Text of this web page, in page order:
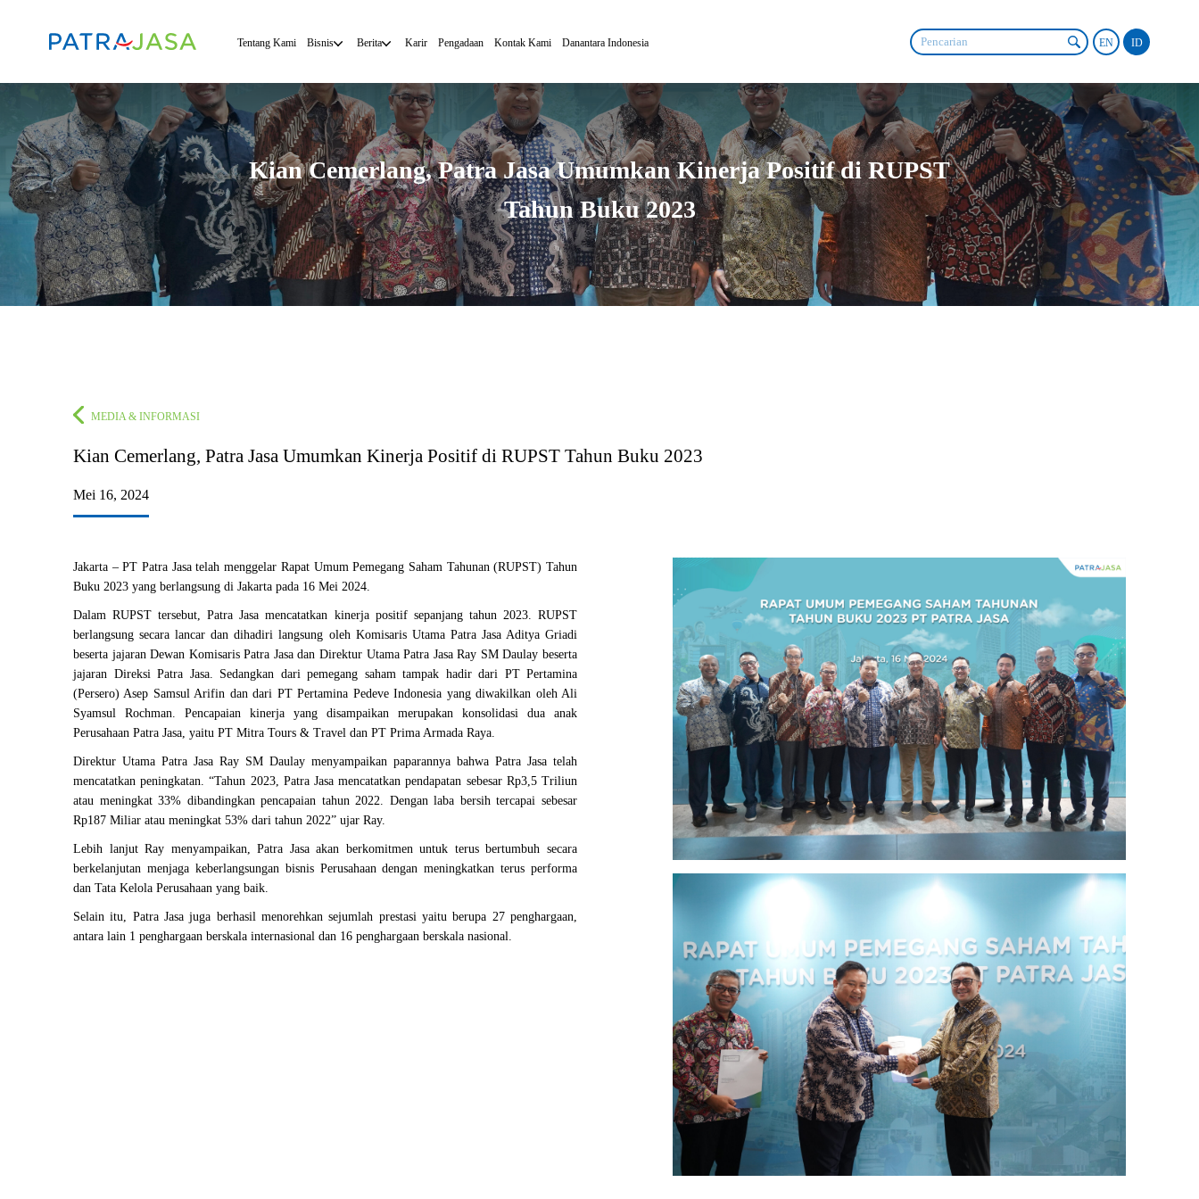
Tentang Kami Bisnis Berita Karir Pengadaan Kontak Kami Danantara Indonesia EN ID
Kian Cemerlang, Patra Jasa Umumkan Kinerja Positif di RUPST
Tahun Buku 2023
MEDIA & INFORMASI
Kian Cemerlang, Patra Jasa Umumkan Kinerja Positif di RUPST Tahun Buku 2023
Mei 16, 2024
Jakarta – PT Patra Jasa telah menggelar Rapat Umum Pemegang Saham Tahunan (RUPST) Tahun
Buku 2023 yang berlangsung di Jakarta pada 16 Mei 2024.
Dalam RUPST tersebut, Patra Jasa mencatatkan kinerja positif sepanjang tahun 2023. RUPST
berlangsung secara lancar dan dihadiri langsung oleh Komisaris Utama Patra Jasa Aditya Griadi
beserta jajaran Dewan Komisaris Patra Jasa dan Direktur Utama Patra Jasa Ray SM Daulay beserta
jajaran Direksi Patra Jasa. Sedangkan dari pemegang saham tampak hadir dari PT Pertamina
(Persero) Asep Samsul Arifin dan dari PT Pertamina Pedeve Indonesia yang diwakilkan oleh Ali
Syamsul Rochman. Pencapaian kinerja yang disampaikan merupakan konsolidasi dua anak
Perusahaan Patra Jasa, yaitu PT Mitra Tours & Travel dan PT Prima Armada Raya.
Direktur Utama Patra Jasa Ray SM Daulay menyampaikan paparannya bahwa Patra Jasa telah
mencatatkan peningkatan. “Tahun 2023, Patra Jasa mencatatkan pendapatan sebesar Rp3,5 Triliun
atau meningkat 33% dibandingkan pencapaian tahun 2022. Dengan laba bersih tercapai sebesar
Rp187 Miliar atau meningkat 53% dari tahun 2022” ujar Ray.
Lebih lanjut Ray menyampaikan, Patra Jasa akan berkomitmen untuk terus bertumbuh secara
berkelanjutan menjaga keberlangsungan bisnis Perusahaan dengan meningkatkan terus performa
dan Tata Kelola Perusahaan yang baik.
Selain itu, Patra Jasa juga berhasil menorehkan sejumlah prestasi yaitu berupa 27 penghargaan,
antara lain 1 penghargaan berskala internasional dan 16 penghargaan berskala nasional.